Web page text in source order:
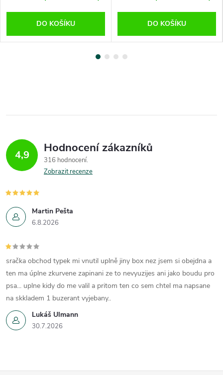
DO KOŠÍKU DO KOŠÍKU
4,9 Hodnocení zákazníků
316 hodnocení
Zobrazit recenze
Martin Pešta
6.8.2026
Lukáš Ulmann
30.7.2026
sračka obchod typek mi vnutil uplně jiny box nez jsem si obejdna a
ten ma úplne zkurvene zapinani ze to nevyuzijes ani jako boudu pro
psa... uplne kidy do me valil a pritom ten co sem chtel ma napsane
na skkladem 1 buzerant vyjebany..